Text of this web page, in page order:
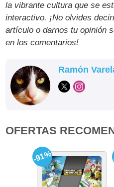
la vibrante cultura que se
interactivo. ¡No olvides
artículo o darnos tu opinión
en los comentarios!
Ramón
OFERTAS
-91%